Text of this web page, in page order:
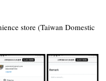
store (Taiwan Domestic